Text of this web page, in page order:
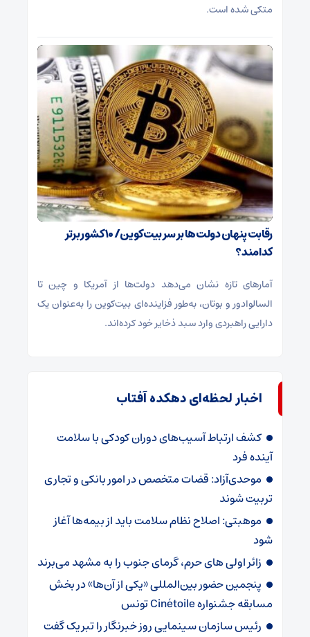
متکی شده است.
رقابت پنهان دولت‌ها بر سر بیت‌کوین/ ۱۰ کشور برتر
کدامند؟
آمارهای تازه نشان می‌دهد دولت‌ها از آمریکا و چین تا
السالوادور و بوتان، به‌طور فزاینده‌ای بیت‌کوین را به‌عنوان یک
دارایی راهبردی وارد سبد ذخایر خود کرده‌اند.
اخبار لحظه‌ای دهکده آفتاب
کشف ارتباط آسیب‌های دوران کودکی با سلامت
آینده فرد
موحدی‌آزاد: قضات متخصص در امور بانکی و تجاری
تربیت شوند
موهبتی: اصلاح نظام سلامت باید از بیمه‌ها آغاز
شود
زائر اولی های حرم، گرمای جنوب را به مشهد می‌برند
پنجمین حضور بین‌المللی «یکی از آن‌ها» در بخش
مسابقه جشنواره Cinétoile تونس
رئیس سازمان سینمایی روز خبرنگار را تبریک گفت